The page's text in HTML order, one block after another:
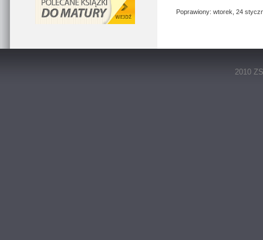
Poprawiony: wtorek, 24
2010